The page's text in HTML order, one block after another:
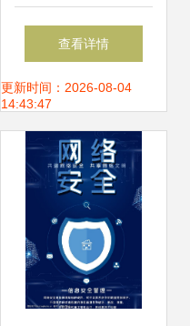
手机安全软件全体
验
查看详情
更新时间：2026-08-04
14:43:47